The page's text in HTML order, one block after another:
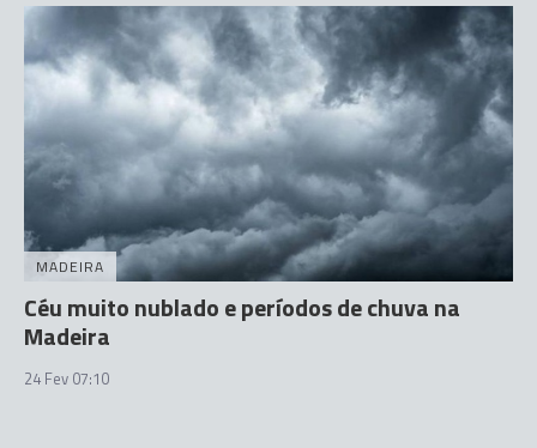
MADEIRA
Céu muito nublado e períodos de chuva na
Madeira
24 Fev 07:10